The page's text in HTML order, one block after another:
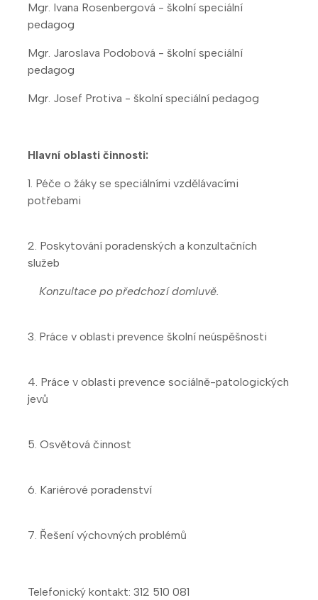
Mgr. Ivana Rosenbergová - školní speciální
pedagog
Mgr. Jaroslava Podobová - školní speciální
pedagog
Mgr. Josef Protiva - školní speciální pedagog
Hlavní oblasti činnosti:
1. Péče o žáky se speciálními vzdělávacími
potřebami
2. Poskytování poradenských a konzultačních
služeb
Konzultace po předchozí domluvě.
3. Práce v oblasti prevence školní neúspěšnosti
4. Práce v oblasti prevence sociálně-patologických
jevů
5. Osvětová činnost
6. Kariérové poradenství
7. Řešení výchovných problémů
Telefonický kontakt: 312 510 081